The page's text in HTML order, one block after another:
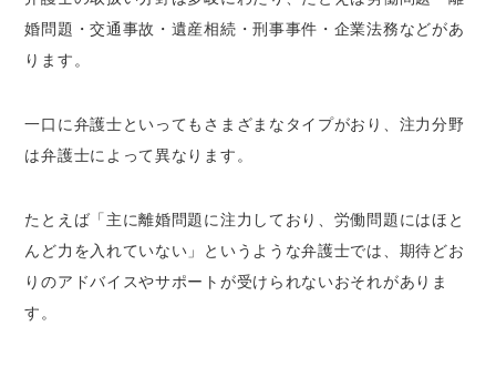
婚問題・交通事故・遺産相続・刑事事件・企業法務などがあ
ります。
一口に弁護士といってもさまざまなタイプがおり、注力分野
は弁護士によって異なります。
たとえば「主に離婚問題に注力しており、労働問題にはほと
んど力を入れていない」というような弁護士では、期待どお
りのアドバイスやサポートが受けられないおそれがありま
す。